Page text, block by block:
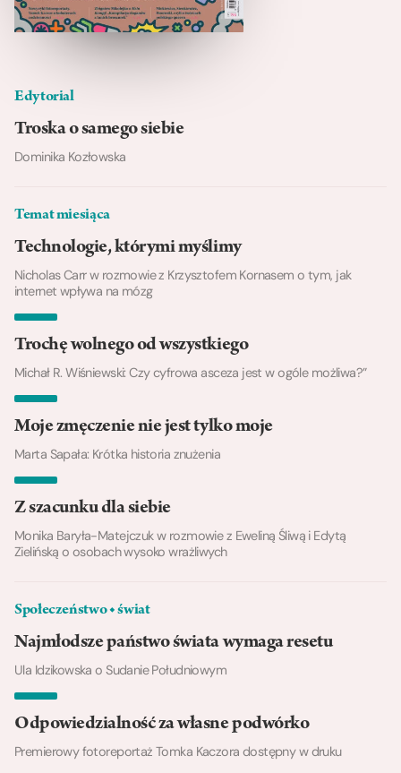
Edytorial
Troska o samego siebie
Dominika Kozłowska
Temat miesiąca
Technologie, którymi myślimy
Nicholas Carr w rozmowie z Krzysztofem Kornasem o tym, jak
internet wpływa na mózg
Trochę wolnego od wszystkiego
Michał R. Wiśniewski: Czy cyfrowa asceza jest w ogóle możliwa?”
Moje zmęczenie nie jest tylko moje
Marta Sapała: Krótka historia znużenia
Z szacunku dla siebie
Monika Baryła-Matejczuk w rozmowie z Eweliną Śliwą i Edytą
Zielińską o osobach wysoko wrażliwych
Społeczeństwo ◆ świat
Najmłodsze państwo świata wymaga resetu
Ula Idzikowska o Sudanie Południowym
Odpowiedzialność za własne podwórko
Premierowy fotoreportaż Tomka Kaczora dostępny w druku